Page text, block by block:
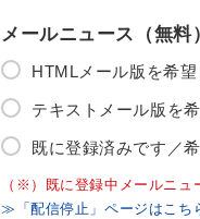
メールニュース（無料）
HTMLメール版を希望
テキストメール版を
既に登録済みです／
（※）既に登録中メールニュ
≫「配信停止」ページはこち